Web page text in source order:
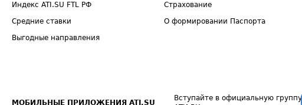
Индекс ATI.SU FTL РФ
Средние ставки
Выгодные направления
Страхование
О формировании Паспорта
МОБИЛЬНЫЕ ПРИЛОЖЕНИЯ ATI.SU
Вступайте в официальную группу